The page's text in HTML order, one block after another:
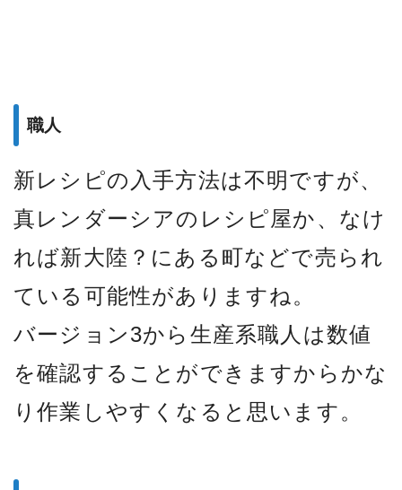
職人
新レシピの入手方法は不明ですが、
真レンダーシアのレシピ屋か、なけ
れば新大陸？にある町などで売られ
ている可能性がありますね。
バージョン3から生産系職人は数値
を確認することができますからかな
り作業しやすくなると思います。